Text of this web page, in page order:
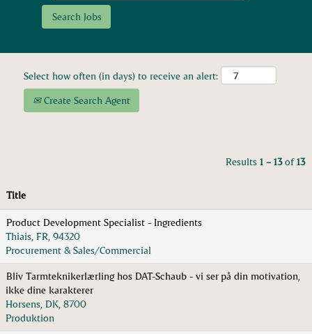
Select how often (in days) to receive an alert:
Create Search Agent
Results 1 – 13of13
Title
Product Development Specialist - Ingredients
Thiais, FR, 94320
Procurement & Sales/Commercial
Bliv Tarmteknikerlærling hos DAT-Schaub - vi ser på din motivation,
ikke dine karakterer
Horsens, DK, 8700
Produktion